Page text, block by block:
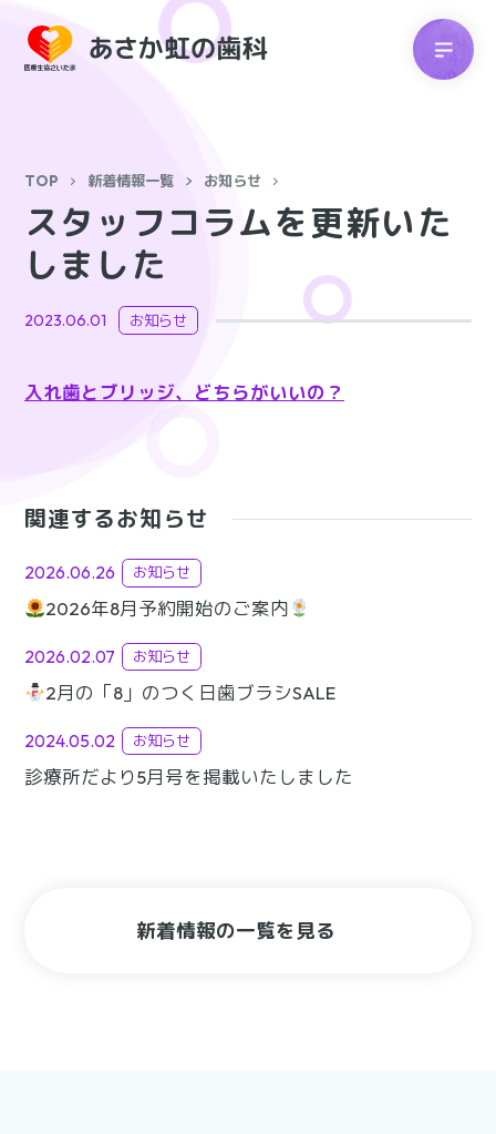
TOP 新着情報一覧 お知らせ
スタッフコラムを更新いた
しました
2023.06.01 お知らせ
入れ歯とブリッジ、どちらがいいの？
関連するお知らせ
2026.06.26 お知らせ
2026年8月予約開始のご案内
2026.02.07 お知らせ
2月の「8」のつく日歯ブラシSALE
2024.05.02 お知らせ
診療所だより5月号を掲載いたしました
新着情報の一覧を見る